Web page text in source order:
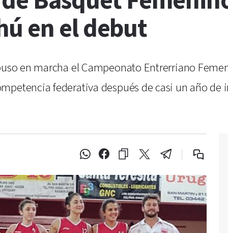
en el debut
en marcha el Campeonato Entrerriano
federativa después de casi un año